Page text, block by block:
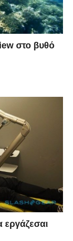
στο βυθό
εργάζεσαι